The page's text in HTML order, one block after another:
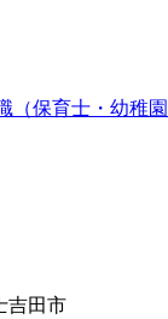
（保育士・幼稚
吉田市